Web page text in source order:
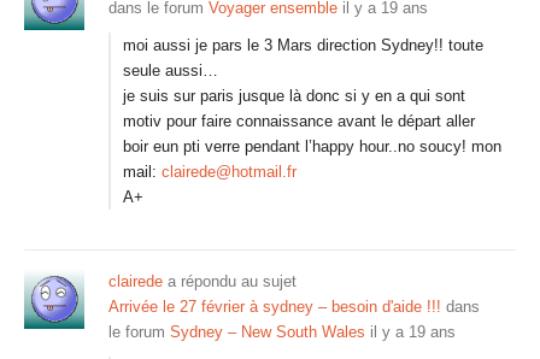
dans le forum Voyager ensemble il y a 19 ans
moi aussi je pars le 3 Mars direction Sydney!! toute
seule aussi…
je suis sur paris jusque là donc si y en a qui sont
motiv pour faire connaissance avant le départ aller
boir eun pti verre pendant l’happy hour..no soucy! mon
mail: clairede@hotmail.fr
A+
clairede a répondu au sujet
Arrivée le 27 février à sydney – besoin d'aide !!! dans
le forum Sydney – New South Wales il y a 19 ans